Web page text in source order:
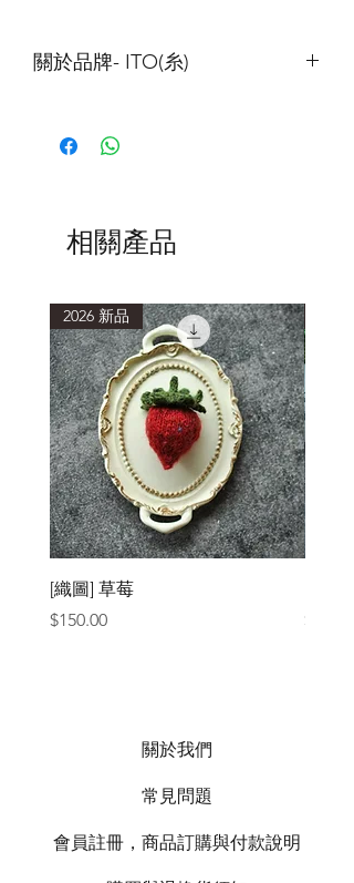
關於品牌- ITO(糸)
透過合股，打造屬於自己風格的紗線
為出發點，這點與我們成立編織工作室
非常重視旗下紗線本身的風格、手
感與品質。他們的用料講究，販售的線
料，在日本製作。
相關產品
2026 新品
[織圖] 草莓
價格
$150.00
價格
關於我們
常見問題
會員註冊，商品訂購與付款說明